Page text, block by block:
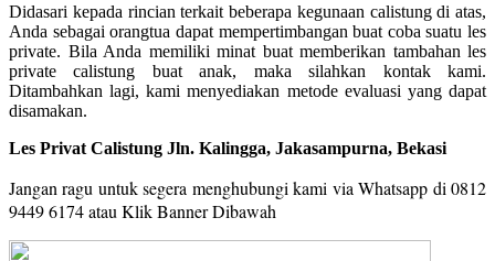
Didasari kepada rincian terkait beberapa kegunaan calistung di atas,
Anda sebagai orangtua dapat mempertimbangan buat coba suatu les
private. Bila Anda memiliki minat buat memberikan tambahan les
private calistung buat anak, maka silahkan kontak kami.
Ditambahkan lagi, kami menyediakan metode evaluasi yang dapat
disamakan.
Les Privat Calistung Jln. Kalingga, Jakasampurna, Bekasi
Jangan ragu untuk segera menghubungi kami via Whatsapp di 0812
9449 6174 atau Klik Banner Dibawah